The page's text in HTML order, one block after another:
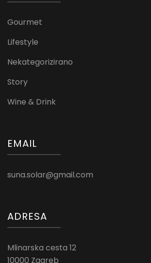
Gourmet
Lifestyle
Nekategorizirano
Story
Wine & Drink
EMAIL
suna.solar@gmail.com
ADRESA
Mlinarska cesta 12
10000 Zagreb